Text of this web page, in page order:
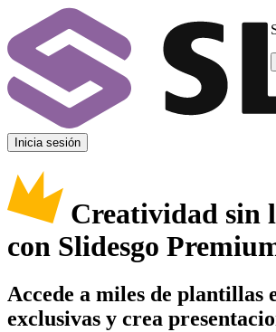
Inicia sesión
Creatividad sin
con Slidesgo
Accede a miles de plantillas
exclusivas y crea